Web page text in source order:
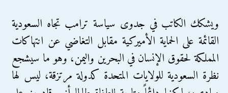
ويشكك الكاتب في جدوى سياسة ترامب تجاه السعودية
القائمة على الحماية الأميركية مقابل التغاضي عن انتهاكات
المملكة لحقوق الإنسان في البحرين واليمن، وهو ما سيشجع
نظرة السعودية للولايات المتحدة كدولة مرتزقة، ليس لها